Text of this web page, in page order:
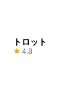
トロット
4.8